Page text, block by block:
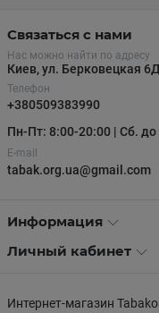
Связаться с нами
Нас можно найти по адресу
Киев, ул. Берковецкая 6Д
Телефон
+380509383990
Пн-Пт: 8:00-20:00 | Сб.
E-mail
tabak.org.ua@gmail.com
Информация
Личный кабинет
Интернет-магазин